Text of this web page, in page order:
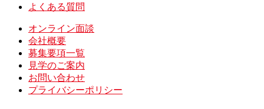
よくある質問
オンライン面談
会社概要
募集要項一覧
見学のご案内
お問い合わせ
プライバシーポリシー